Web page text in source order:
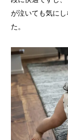
が泣いても気に
た。